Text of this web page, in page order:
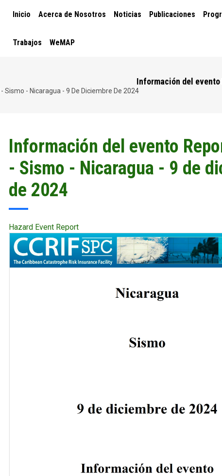
PRINCIPAL
Inicio Acerca de Nosotros Noticias Publicaciones
Trabajos WeMAP
Información del
Sismo - Nicaragua - 9 De Diciembre De 2024
Información del evento
- Sismo - Nicaragua - 9 de
de 2024
Hazard Event Report
Publication
Cover